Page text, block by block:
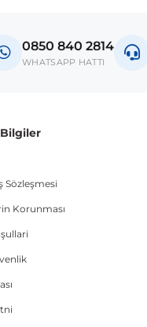
ve kasa tipleri
0850 840 2814
WHATSAPP HATTI
Sözleşmesi
Korunması